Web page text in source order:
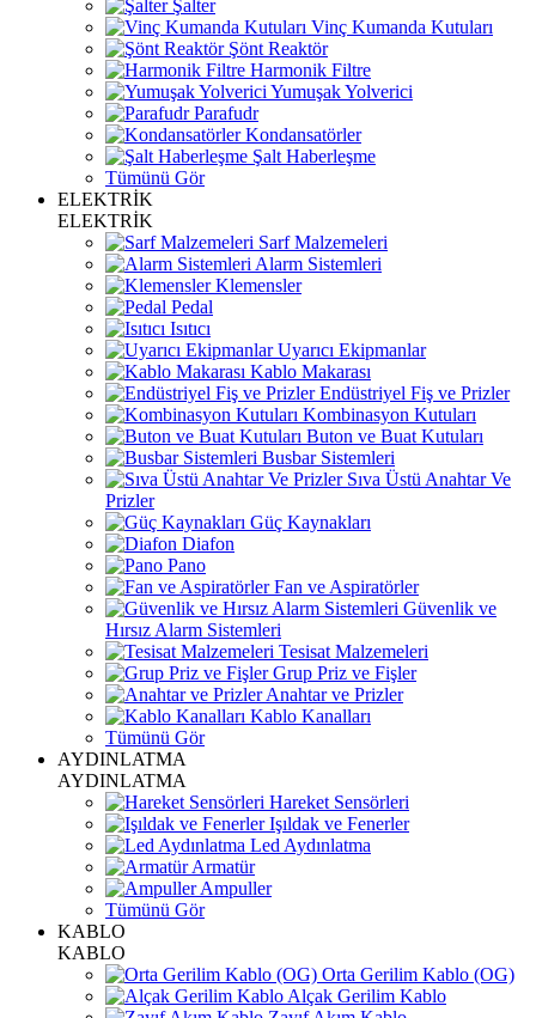
Şalter
Vinç Kumanda Kutuları
Şönt Reaktör
Harmonik Filtre
Yumuşak Yolverici
Parafudr
Kondansatörler
Şalt Haberleşme
Tümünü Gör
ELEKTRİK
ELEKTRİK
Sarf Malzemeleri
Alarm Sistemleri
Klemensler
Pedal
Isıtıcı
Uyarıcı Ekipmanlar
Kablo Makarası
Endüstriyel Fiş ve Prizler
Kombinasyon Kutuları
Buton ve Buat Kutuları
Busbar Sistemleri
Sıva Üstü Anahtar Ve
Prizler
Güç Kaynakları
Diafon
Pano
Fan ve Aspiratörler
Güvenlik ve
Hırsız Alarm Sistemleri
Tesisat Malzemeleri
Grup Priz ve Fişler
Anahtar ve Prizler
Kablo Kanalları
Tümünü Gör
AYDINLATMA
AYDINLATMA
Hareket Sensörleri
Işıldak ve Fenerler
Led Aydınlatma
Armatür
Ampuller
Tümünü Gör
KABLO
KABLO
Orta Gerilim Kablo (OG)
Alçak Gerilim Kablo